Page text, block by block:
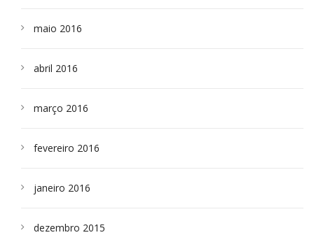
maio 2016
abril 2016
março 2016
fevereiro 2016
janeiro 2016
dezembro 2015